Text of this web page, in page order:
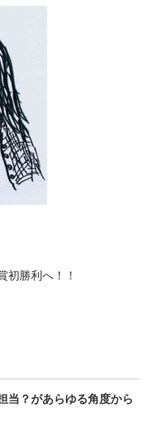
初勝利へ！！
当？があらゆる角度から